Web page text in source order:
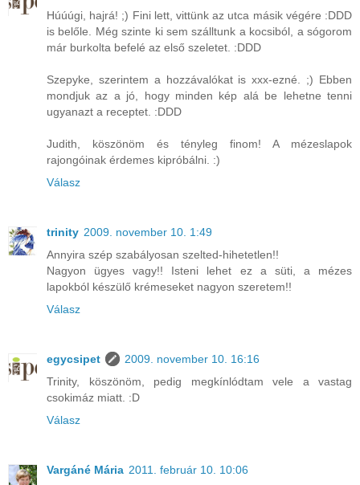
Húúúgi, hajrá! ;) Fini lett, vittünk az utca másik végére :DDD
is belőle. Még szinte ki sem szálltunk a kocsiból, a sógorom
már burkolta befelé az első szeletet. :DDD
Szepyke, szerintem a hozzávalókat is xxx-ezné. ;) Ebben
mondjuk az a jó, hogy minden kép alá be lehetne tenni
ugyanazt a receptet. :DDD
Judith, köszönöm és tényleg finom! A mézeslapok
rajongóinak érdemes kipróbálni. :)
Válasz
trinity 2009. november 10. 1:49
Annyira szép szabályosan szelted-hihetetlen!!
Nagyon ügyes vagy!! Isteni lehet ez a süti, a mézes
lapokból készülő krémeseket nagyon szeretem!!
Válasz
egycsipet
2009. november 10. 16:16
Trinity, köszönöm, pedig megkínlódtam vele a vastag
csokimáz miatt. :D
Válasz
Vargáné Mária 2011. február 10. 10:06